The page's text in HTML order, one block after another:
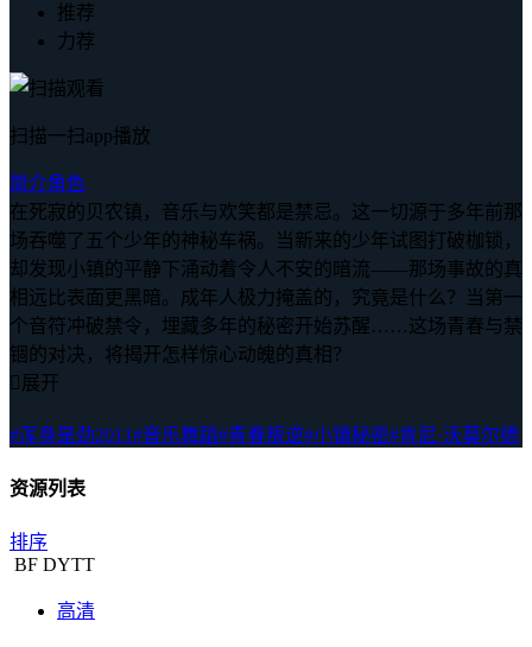
推荐
力荐
扫描一扫app播放
简介角色
在死寂的贝农镇，音乐与欢笑都是禁忌。这一切源于多年前那
场吞噬了五个少年的神秘车祸。当新来的少年试图打破枷锁，
却发现小镇的平静下涌动着令人不安的暗流——那场事故的真
相远比表面更黑暗。成年人极力掩盖的，究竟是什么？当第一
个音符冲破禁令，埋藏多年的秘密开始苏醒……这场青春与禁
锢的对决，将揭开怎样惊心动魄的真相？
 展开
#浑身是劲2011#音乐舞蹈#青春叛逆#小镇秘密#肯尼·沃莫尔德
资源列表
排序
BF DYTT
高清